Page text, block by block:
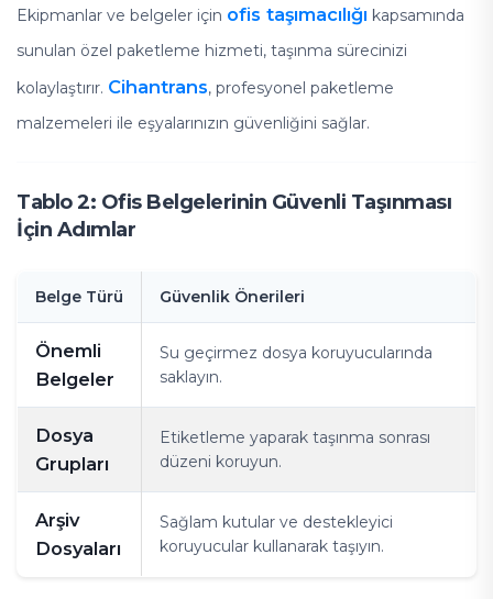
Ekipmanlar ve belgeler için ofis taşımacılığı kapsamında
sunulan özel paketleme hizmeti, taşınma sürecinizi
kolaylaştırır. Cihantrans, profesyonel paketleme
malzemeleri ile eşyalarınızın güvenliğini sağlar.
Tablo 2: Ofis Belgelerinin Güvenli Taşınması
İçin Adımlar
Belge Türü Güvenlik Önerileri
Önemli
Belgeler
Su geçirmez dosya koruyucularında
saklayın.
Dosya
Grupları
Etiketleme yaparak taşınma sonrası
düzeni koruyun.
Arşiv
Dosyaları
Sağlam kutular ve destekleyici
koruyucular kullanarak taşıyın.